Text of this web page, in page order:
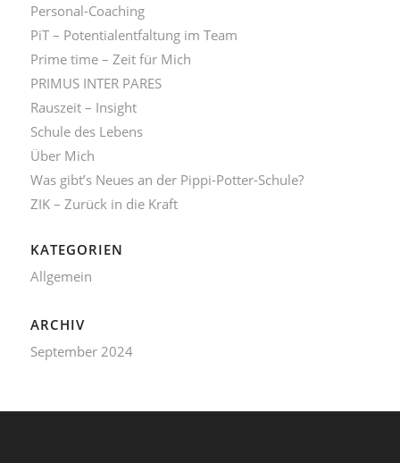
Personal-Coaching
PiT – Potentialentfaltung im Team
Prime time – Zeit für Mich
PRIMUS INTER PARES
Rauszeit – Insight
Schule des Lebens
Über Mich
Was gibt’s Neues an der Pippi-Potter-Schule?
ZIK – Zurück in die Kraft
KATEGORIEN
Allgemein
ARCHIV
September 2024